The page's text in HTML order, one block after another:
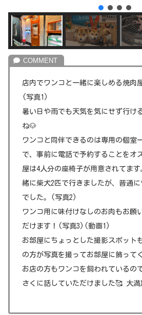
店内でワンコと一緒に楽しめる焼肉
(写真1)
暑い日や雨でも天気を気にせず行け
ね🐶
ワンコと同伴できるのは専用の個室
で、事前に電話で予約することをオ
屋は4人分の座椅子が用意されてま
緒に柴犬2匹で行きましたが、普通
でした。(写真2)
ワンコ用に味付けなしのお肉もお願
だけます！(写真3)(動画1)
お部屋にちょっとした撮影スポット
の方が写真を撮ってお部屋に飾って
お店の方もワンコを飼われているの
さくに話していただけました🥰 大満